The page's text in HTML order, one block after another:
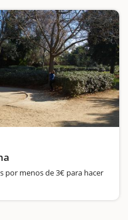
por menos de 3€ para hacer